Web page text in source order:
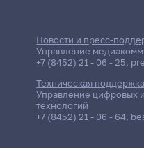
Новости и пресс-
Управление
+7 (8452) 21 - 06 - 25,
Техническая
Управление цифровых
технологий
+7 (8452) 21 - 06 - 64,